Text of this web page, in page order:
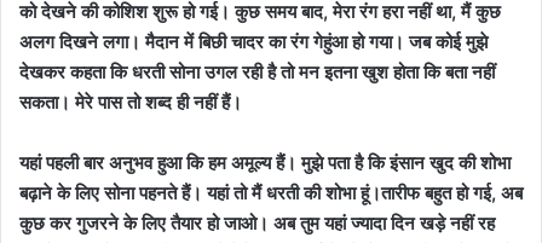
को देखने की कोशिश शुरू हो गई। कुछ समय बाद, मेरा रंग हरा नहीं था, मैं कुछ
अलग दिखने लगा। मैदान में बिछी चादर का रंग गेहुंआ हो गया। जब कोई मुझे
देखकर कहता कि धरती सोना उगल रही है तो मन इतना खुश होता कि बता नहीं
सकता। मेरे पास तो शब्द ही नहीं हैं।
यहां पहली बार अनुभव हुआ कि हम अमूल्य हैं। मुझे पता है कि इंसान खुद की शोभा
बढ़ाने के लिए सोना पहनते हैं। यहां तो मैं धरती की शोभा हूं।तारीफ बहुत हो गई, अब
कुछ कर गुजरने के लिए तैयार हो जाओ। अब तुम यहां ज्यादा दिन खड़े नहीं रह